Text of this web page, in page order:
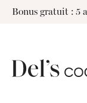
SkipBonus gratuit : 5